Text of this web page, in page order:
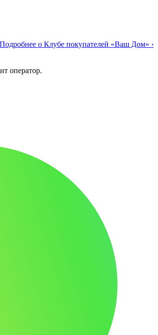
Подробнее о Клубе покупателей «Ваш Дом» ›
оператор.